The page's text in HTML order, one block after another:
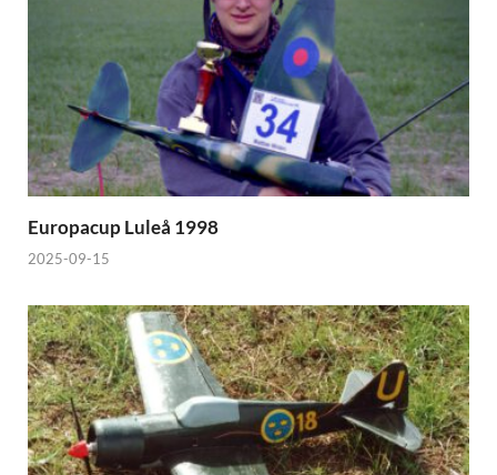
Europacup Luleå 1998
2025-09-15